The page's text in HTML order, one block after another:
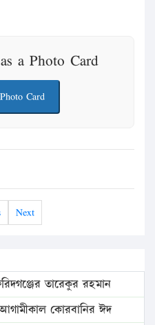
a Photo Card
Card
Next
তারেকুর রহমান
কোরবানির ঈদ